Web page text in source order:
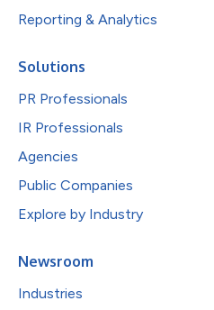
Reporting & Analytics
Solutions
PR Professionals
IR Professionals
Agencies
Public Companies
Explore by Industry
Newsroom
Industries